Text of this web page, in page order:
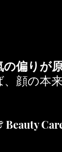
偏りが原
顔の本